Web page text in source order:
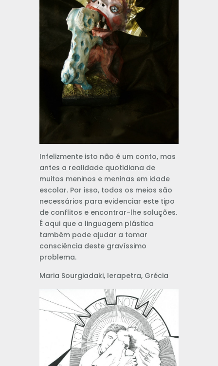
Infelizmente isto não é um conto, mas
antes a realidade quotidiana de
muitos meninos e meninas em idade
escolar. Por isso, todos os meios são
necessários para evidenciar este tipo
de conflitos e encontrar-lhe soluções.
É aqui que a linguagem plástica
também pode ajudar a tomar
consciência deste gravíssimo
problema.
Maria Sourgiadaki, Ierapetra, Grécia